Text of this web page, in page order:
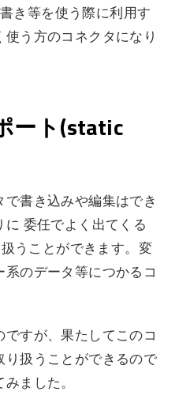
き等を使う際に利用す
う方のコネクタになり
ート(static
書き込みや編集はでき
委任でよく出てくる
うことができます。変
のデータ等につかるコ
すが、果たしてこのコ
扱うことができるので
ました。